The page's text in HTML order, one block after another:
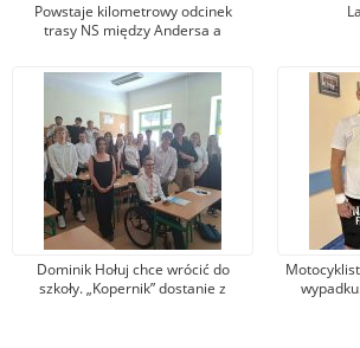
Powstaje kilometrowy odcinek
trasy NS między Andersa a
rejonie miasta
Dominik Hołuj chce wrócić do
szkoły. „Kopernik” dostanie z